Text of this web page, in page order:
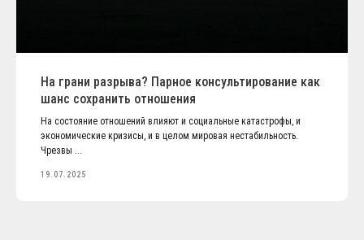
На грани разрыва? Парное консультирование как
шанс сохранить отношения
На состояние отношений влияют и социальные катастрофы, и
экономические кризисы, и в целом мировая нестабильность.
Чрезвы ...
19.07.2025